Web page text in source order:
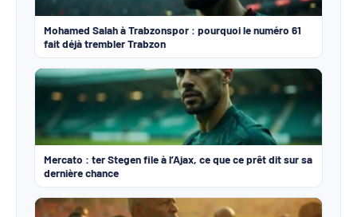
Mohamed Salah à Trabzonspor : pourquoi le numéro 61
fait déjà trembler Trabzon
Mercato : ter Stegen file à l’Ajax, ce que ce prêt dit sur sa
dernière chance